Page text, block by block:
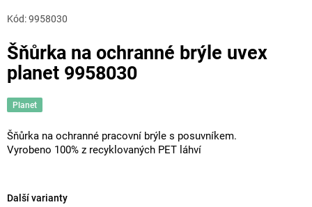
Šňůrka na ochranné brýle uvex
planet 9958030
Kód:9958030
Planet
Šňůrka na ochranné pracovní brýle s posuvníkem.
Vyrobeno 100% z recyklovaných PET láhví
Další varianty